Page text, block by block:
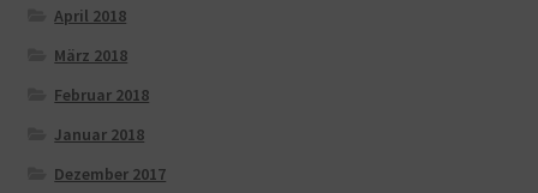
April 2018
März 2018
Februar 2018
Januar 2018
Dezember 2017